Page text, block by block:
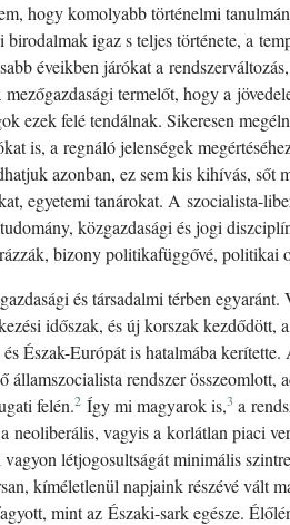
hogy komolyabb történelmi
igaz s teljes története, a
éveikben járókat a
termelőt, hogy a
ezek felé tendálnak. Sikeresen
is, a regnáló jelenségek
azonban, ez sem kis kihívás,
egyetemi tanárokat. A szocialista-
közgazdasági és jogi
bizony politikafüggővé,
és társadalmi térben
időszak, és új korszak kezdődött,
Észak-Európát is hatalmába
államszocialista rendszer
felén.2 Így mi magyarok is,3 a
neoliberális, vagyis a korlátlan piaci
létjogosultságát minimális
kíméletlenül napjaink részévé vált
mint az Északi-sark egésze.